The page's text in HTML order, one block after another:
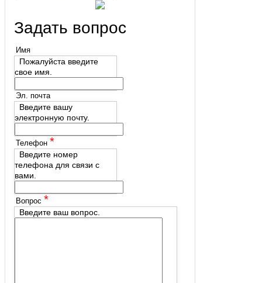
Задать вопрос
Имя
Пожалуйста введите
свое имя.
Эл. почта
Введите вашу
электронную почту.
Телефон *
Введите номер
телефона для связи с
вами.
Вопрос *
Введите ваш вопрос.